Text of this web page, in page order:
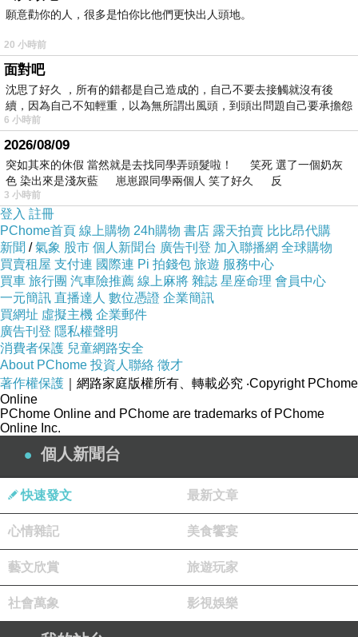
下一篇： 一場和平的盛會
願意勸你的人，很多是怕你比他們更快出人頭地。
20 小時前
面對吧
沈思了好久 ，所有的錯都是自己造成的，自己不要去接觸就沒有後
續，因為自己不知輕重，以為無所謂出風頭，到頭出問題自己要承擔怨
不
6 小時前
2026/08/09
突如其來的休假 當然就是去找同學弄頭髮啦！ 笑死 選了一個奶灰
色 染出來是淺灰藍 崽崽跟同學兩個人 笑了好久 反
3 小時前
登入 註冊
PChome首頁 線上購物 24h購物 書店 露天拍賣 比比昂代購
新聞 /氣象 股市 個人新聞台 廣告刊登 加入聯播網 全球購物
買賣租屋 支付連 國際連 Pi 拍錢包 旅遊 服務中心
買車 旅行團 汽車險推薦 線上麻將 雜誌 星座命理 會員中心
一元簡訊 直播達人 數位憑證 企業簡訊
買網址 虛擬主機 企業郵件
廣告刊登 隱私權聲明
消費者保護 兒童網路安全
About PChome 投資人聯絡 徵才
著作權保護 ｜網路家庭版權所有、轉載必究 ‧Copyright PChome
Online
PChome Online and PChome are trademarks of PChome
Online Inc.
個人新聞台
快速發文 最新文章
心情雜記 美食饗宴
藝文欣賞 旅遊玩家
社會萬象 影視娛樂